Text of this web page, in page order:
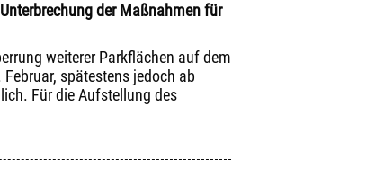
der Maßnahmen für
weiterer Parkflächen auf dem
spätestens jedoch ab
Für die Aufstellung des